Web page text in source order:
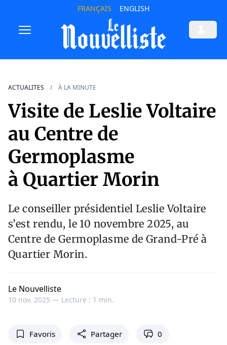
FRANÇAIS ENGLISH
ACTUALITES À LA MINUTE
Visite de Leslie Voltaire
au Centre de
Germoplasme
à Quartier Morin
Le conseiller présidentiel Leslie Voltaire
s’est rendu, le 10 novembre 2025, au
Centre de Germoplasme de Grand-Pré à
Quartier Morin.
Le Nouvelliste
10 nov. 2025 — Lecture : 1 min.
Favoris Partager 0